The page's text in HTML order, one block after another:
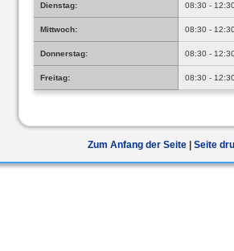
Dienstag: 08:30 -
Mittwoch: 08:30 -
Donnerstag: 08:30 -
Freitag: 08:30 -
Zum Anfang der Seite Seite